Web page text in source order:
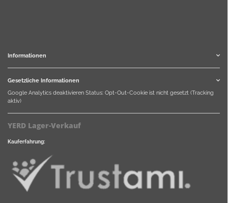
Informationen
Gesetzliche Informationen
Google Analytics deaktivieren Status: Opt-Out-Cookie ist nicht gesetzt (Tracking
aktiv)
YERD Lager-Verkauf
Kauferfahrung: